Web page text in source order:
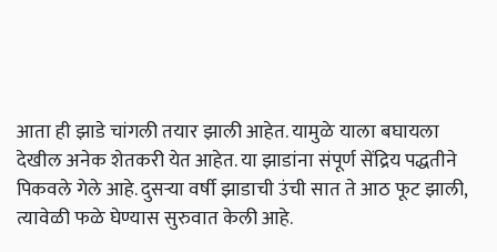
आता ही झाडे चांगली तयार झाली आहेत. यामुळे याला बघायला
देखील अनेक शेतकरी येत आहेत. या झाडांना संपूर्ण सेंद्रिय पद्धतीने
पिकवले गेले आहे. दुसऱ्या वर्षी झाडाची उंची सात ते आठ फूट झाली,
त्यावेळी फळे घेण्यास सुरुवात केली आहे.